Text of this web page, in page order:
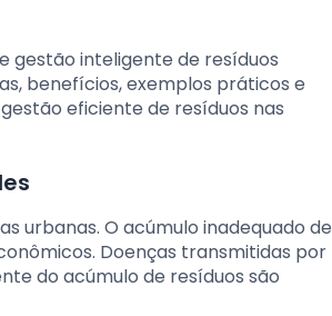
gestão inteligente de resíduos
benefícios, exemplos práticos e
eficiente de resíduos nas
urbanas. O acúmulo inadequado de
Doenças transmitidas por
do acúmulo de resíduos são